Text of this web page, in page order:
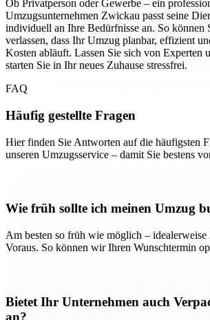
Ob Privatperson oder Gewerbe – ein
Umzugsunternehmen Zwickau passt seine
individuell an Ihre Bedürfnisse an. So können
verlassen, dass Ihr Umzug planbar, effizient
Kosten abläuft. Lassen Sie sich von Experten
starten Sie in Ihr neues Zuhause stressfrei.
FAQ
Häufig gestellte Fragen
Hier finden Sie Antworten auf die häufigsten
unseren Umzugsservice – damit Sie bestens
Wie früh sollte ich meinen Umzug
Am besten so früh wie möglich –
Voraus. So können wir Ihren Wunschtermin
Bietet Ihr Unternehmen auch
an?